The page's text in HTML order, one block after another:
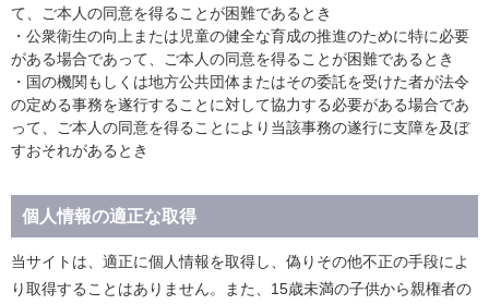
て、ご本人の同意を得ることが困難であるとき
・公衆衛生の向上または児童の健全な育成の推進のために特に必要
がある場合であって、ご本人の同意を得ることが困難であるとき
・国の機関もしくは地方公共団体またはその委託を受けた者が法令
の定める事務を遂行することに対して協力する必要がある場合であ
って、ご本人の同意を得ることにより当該事務の遂行に支障を及ぼ
すおそれがあるとき
個人情報の適正な取得
当サイトは、適正に個人情報を取得し、偽りその他不正の手段によ
り取得することはありません。また、15歳未満の子供から親権者の